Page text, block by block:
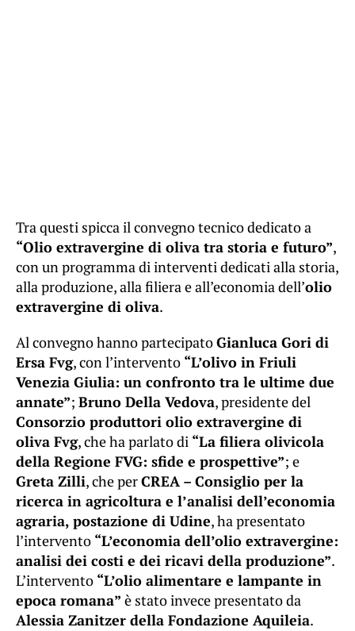
Tra questi spicca il convegno tecnico dedicato a
“Olio extravergine di oliva tra storia e futuro”,
con un programma di interventi dedicati alla storia,
alla produzione, alla filiera e all’economia dell’olio
extravergine di oliva.
Al convegno hanno partecipatoGianluca Gori di
Ersa Fvg, con l’intervento “L’olivo in Friuli
Venezia Giulia: un confronto tra le ultime due
annate”; Bruno Della Vedova, presidente del
Consorzio produttori olio extravergine di
oliva Fvg, che ha parlato di “La filiera olivicola
della Regione FVG: sfide e prospettive”; e
Greta Zilli, che perCREA – Consiglio per la
ricerca in agricoltura e l’analisi dell’economia
agraria, postazione di Udine, ha presentato
l’intervento “L’economia dell’olio extravergine:
analisi dei costi e dei ricavi della produzione”.
L’intervento “L’olio alimentare e lampante in
epoca romana” è stato invece presentato da
Alessia Zanitzer della Fondazione Aquileia.